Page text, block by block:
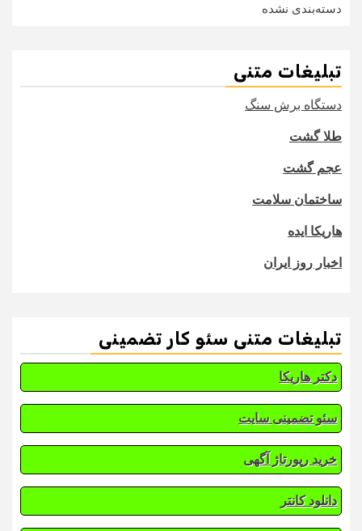
دسته‌بندی نشده
تبلیغات متنی
دستگاه برش سنگ
طلا گشت
عجم گشت
ساختمان سلامت
هاریکا ایده
اخبار روز ایران
تبلیغات متنی سئو کار تضمینی
دکتر هاریکا
سئو تضمینی سایت
خرید رپورتاژ آگهی
دانلود کانتر